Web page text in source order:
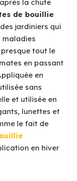
la chute
de bouillie
jardiniers qui
maladies
tout le
en passant
en
sans
et utilisée en
lunettes et
le fait de
en hiver